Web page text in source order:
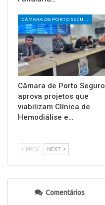
Câmara de Porto Seguro
aprova projetos que
viabilizam Clínica de
Hemodiálise e…
PREV NEXT
Comentários